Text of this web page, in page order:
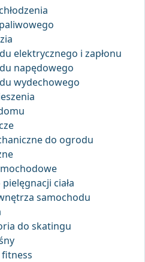
elektrycznego i zapłonu
napędowego
wydechowego
do ogrodu
ciała
samochodu
do skatingu
fitness